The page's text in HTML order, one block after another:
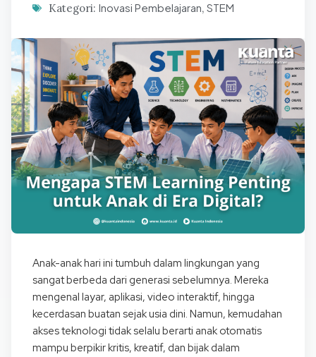
Kategori: Inovasi Pembelajaran, STEM
Anak-anak hari ini tumbuh dalam lingkungan yang
sangat berbeda dari generasi sebelumnya. Mereka
mengenal layar, aplikasi, video interaktif, hingga
kecerdasan buatan sejak usia dini. Namun, kemudahan
akses teknologi tidak selalu berarti anak otomatis
mampu berpikir kritis, kreatif, dan bijak dalam